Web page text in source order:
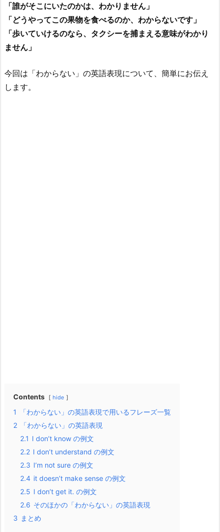
「誰がそこにいたのかは、わかりません」
「どうやってこの果物を食べるのか、わからないです」
「歩いていけるのなら、タクシーを捕まえる意味がわかり
ません」
今回は「わからない」の英語表現について、簡単にお伝え
します。
Contents hide
1
「わからない」の英語表現で用いるフレーズ一覧
2
「わからない」の英語表現
2.1 I don’t know の例文
2.2 I don’t understand の例文
2.3 I’m not sure の例文
2.4 it doesn’t make sense の例文
2.5 I don’t get it. の例文
2.6 そのほかの「わからない」の英語表現
3 まとめ